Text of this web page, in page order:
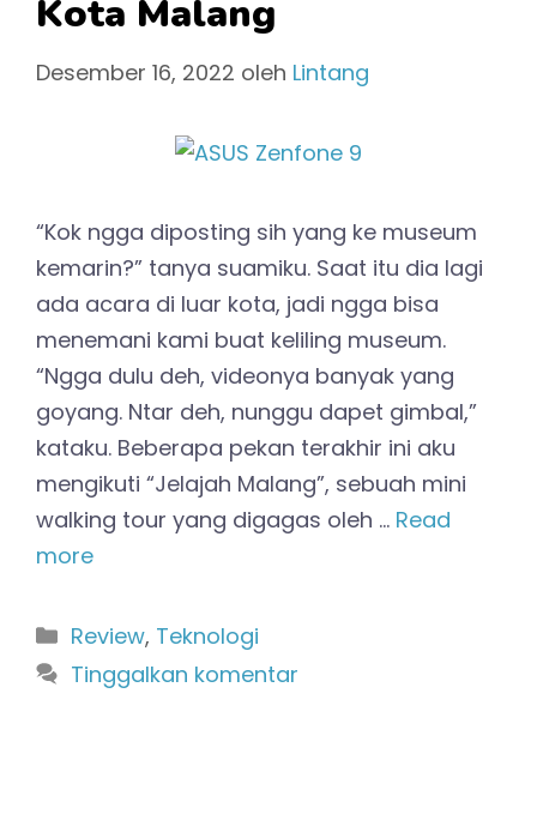
Kota Malang
Desember 16, 2022 oleh Lintang
“Kok ngga diposting sih yang ke museum
kemarin?” tanya suamiku. Saat itu dia lagi
ada acara di luar kota, jadi ngga bisa
menemani kami buat keliling museum.
“Ngga dulu deh, videonya banyak yang
goyang. Ntar deh, nunggu dapet gimbal,”
kataku. Beberapa pekan terakhir ini aku
mengikuti “Jelajah Malang”, sebuah mini
walking tour yang digagas oleh … Read
more
Kategori
Review, Teknologi
Tinggalkan komentar